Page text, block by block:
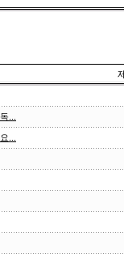
...
...